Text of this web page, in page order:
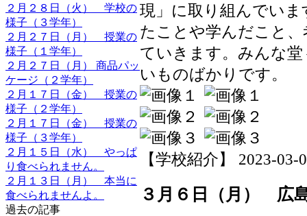
２月２８日（火） 学校の
様子（３学年）
２月２７日（月） 授業の
様子（１学年）
２月２７日（月） 商品パッ
ケージ（２学年）
２月１７日（金） 授業の
様子（２学年）
２月１７日（金） 授業の
様子（３学年）
２月１５日（水） やっぱ
り食べられません。
２月１３日（月） 本当に
食べられませんよ。
過去の記事
現」に取り組んでい
たことや学んだこと
ていきます。みんな
いものばかりです。
【学校紹介】 2023-03-
３月６日（月） 広